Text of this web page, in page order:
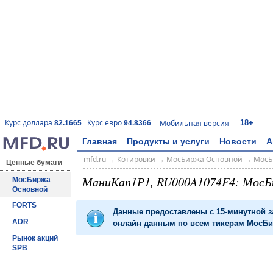
Курс доллара 82.1665 Курс евро 94.8366 Мобильная версия 18+
Главная Продукты и услуги Новости
Ценные бумаги
МосБиржа
Основной
FORTS
ADR
Рынок акций
SPB
mfd.ru→ Котировки → МосБиржа Основной →
МаниКап1Р1, RU000A1074F4:
Данные предоставлены с 15-минутной
онлайн данным по всем тикерам